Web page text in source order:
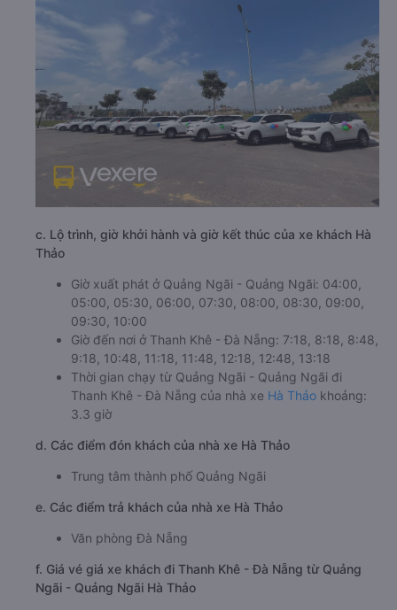
c. Lộ trình, giờ khởi hành và giờ kết thúc của xe khách Hà
Thảo
Giờ xuất phát ở Quảng Ngãi - Quảng Ngãi: 04:00,
05:00, 05:30, 06:00, 07:30, 08:00, 08:30, 09:00,
09:30, 10:00
Giờ đến nơi ở Thanh Khê - Đà Nẵng: 7:18, 8:18, 8:48,
9:18, 10:48, 11:18, 11:48, 12:18, 12:48, 13:18
Thời gian chạy từ Quảng Ngãi - Quảng Ngãi đi
Thanh Khê - Đà Nẵng của nhà xe Hà Thảo khoảng:
3.3 giờ
d. Các điểm đón khách của nhà xe Hà Thảo
Trung tâm thành phố Quảng Ngãi
e. Các điểm trả khách của nhà xe Hà Thảo
Văn phòng Đà Nẵng
f. Giá vé giá xe khách đi Thanh Khê - Đà Nẵng từ Quảng
Ngãi - Quảng Ngãi Hà Thảo